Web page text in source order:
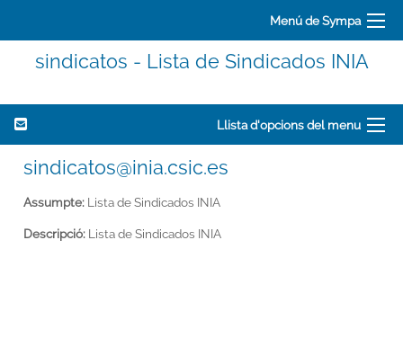
Menú de Sympa
sindicatos - Lista de Sindicados INIA
Llista d'opcions del menu
sindicatos@inia.csic.es
Assumpte: Lista de Sindicados INIA
Descripció: Lista de Sindicados INIA